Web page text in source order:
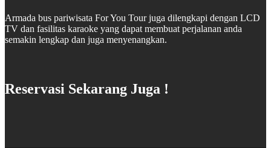
Armada bus pariwisata For You Tour juga dilengkapi dengan LCD
TV dan fasilitas karaoke yang dapat membuat perjalanan anda
semakin lengkap dan juga menyenangkan.
Reservasi Sekarang Juga !